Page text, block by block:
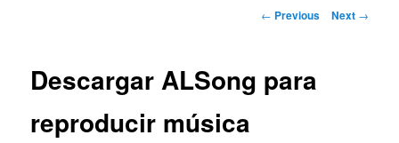
Post
← Previous Next →
Descargar ALSong para
reproducir música